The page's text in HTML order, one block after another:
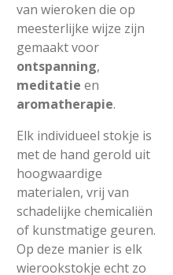
van wieroken die op
meesterlijke wijze zijn
gemaakt voor
ontspanning,
meditatie en
aromatherapie.
Elk individueel stokje is
met de hand gerold uit
hoogwaardige
materialen, vrij van
schadelijke chemicaliën
of kunstmatige geuren.
Op deze manier is elk
wierookstokje echt zo